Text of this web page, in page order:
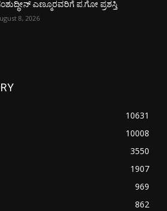
ಎಣ್ಮೂರವರಿಗೆ ಪ.ಗೋ ಪ್ರಶಸ್ತಿ
8, 2026
10631
10008
3550
1907
969
862